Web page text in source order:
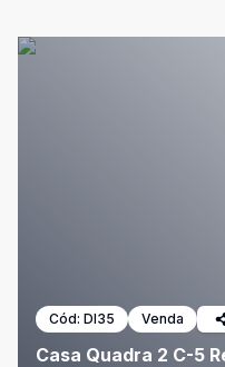
Cód: DI35 Venda
Casa Quadra 2 C-5